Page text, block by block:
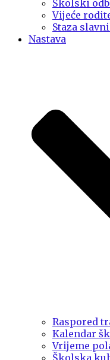
Školski
Vijeće
Staza
Nastava
Raspored
Kalendar
Vrijeme
Školska